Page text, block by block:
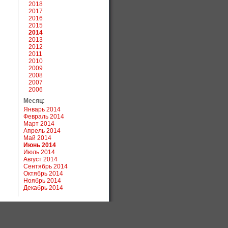
2018
2017
2016
2015
2014
2013
2012
2011
2010
2009
2008
2007
2006
Месяц:
Январь 2014
Февраль 2014
Март 2014
Апрель 2014
Май 2014
Июнь 2014
Июль 2014
Август 2014
Сентябрь 2014
Октябрь 2014
Ноябрь 2014
Декабрь 2014